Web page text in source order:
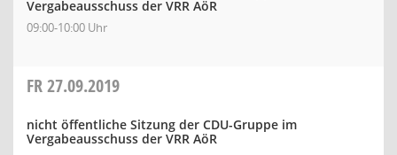
Vergabeausschuss der VRR AöR
09:00-10:00 Uhr
FR27.09.2019
nicht öffentliche Sitzung der CDU-Gruppe im
Vergabeausschuss der VRR AöR